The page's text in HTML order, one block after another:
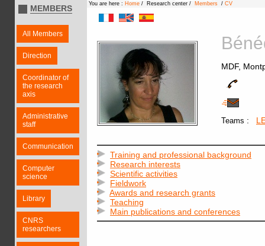
MEMBERS
All Members
Direction
Coordinator of
the research
axis
Administrative
staff
Communication
Computer
science
Library
CNRS
researchers
You are here : Home / Research center / Members / CV
MDF,
Teams :
Training and professional background
Research interests
Scientific activities
Fieldwork
Awards and research grants
Teaching
Main publications and conferences